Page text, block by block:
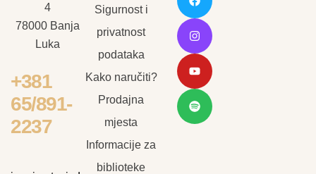
4
78000 Banja
Luka
+381
65/891-
2237
Sigurnost i
privatnost
podataka
Kako naručiti?
Prodajna
mjesta
Informacije za
biblioteke